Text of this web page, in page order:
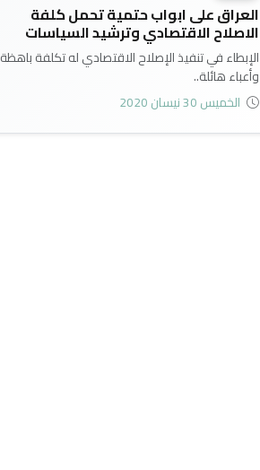
العراق على ابواب حتمية تحمل كلفة
الاصلاح الاقتصادي وترشيد السياسات
الإبطاء في تنفيذ الإصلاح الاقتصادي له تكلفة باهظة
وأعباء هائلة..
الخميس 30 نيسان 2020